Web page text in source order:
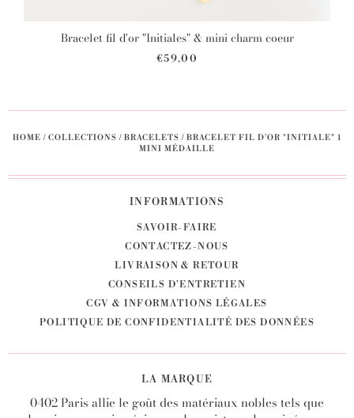
Bracelet fil d'or "Initiales" & mini charm coeur
€59,00
HOME / COLLECTIONS / BRACELETS / BRACELET FIL D'OR "INITIALE" 1
MINI MÉDAILLE
INFORMATIONS
SAVOIR-FAIRE
CONTACTEZ-NOUS
LIVRAISON & RETOUR
CONSEILS D'ENTRETIEN
CGV & INFORMATIONS LÉGALES
POLITIQUE DE CONFIDENTIALITÉ DES DONNÉES
LA MARQUE
0402 Paris allie le goût des matériaux nobles tels que